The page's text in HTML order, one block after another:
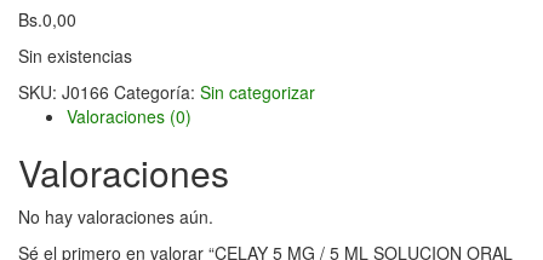
Bs.0,00
Sin existencias
SKU: J0166 Categoría: Sin categorizar
Valoraciones (0)
Valoraciones
No hay valoraciones aún.
Sé el primero en valorar “CELAY 5 MG / 5 ML SOLUCION ORAL